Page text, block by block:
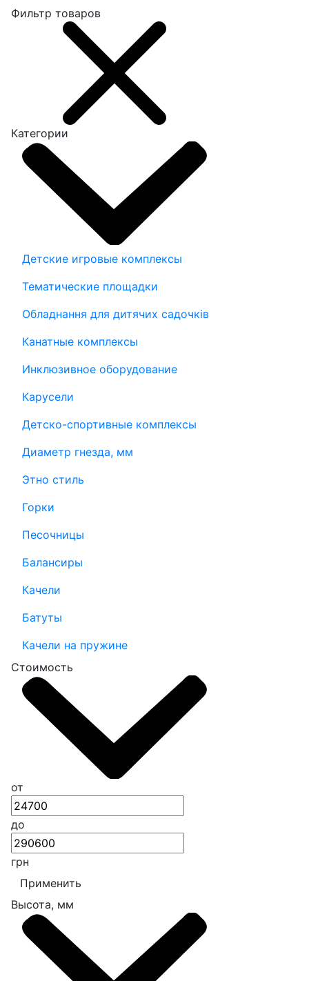
Фильтр товаров
Категории
Детские игровые комплексы
Тематические площадки
Обладнання для дитячих садочків
Канатные комплексы
Инклюзивное оборудование
Карусели
Детско-спортивные комплексы
Диаметр гнезда, мм
Этно стиль
Горки
Песочницы
Балансиры
Качели
Батуты
Качели на пружине
Стоимость
от
до
грн
Применить
Высота, мм